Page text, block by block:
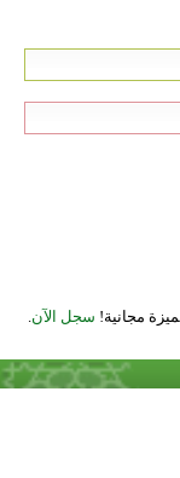
مجانية! سجل الآن